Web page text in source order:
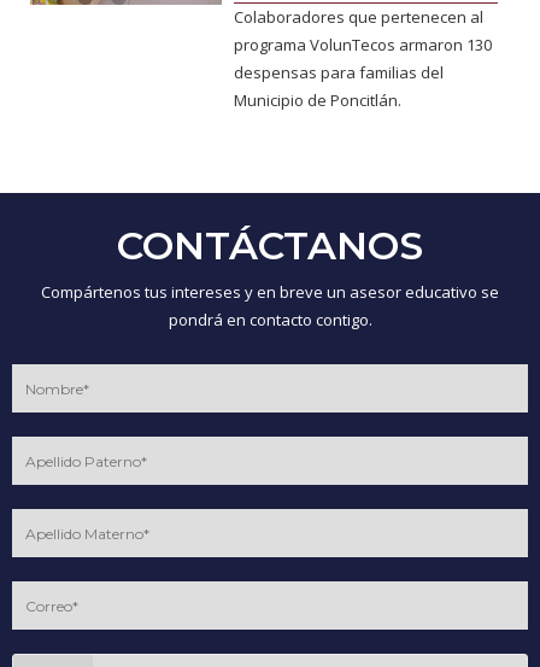
Colaboradores que pertenecen al
programa VolunTecos armaron 130
despensas para familias del
Municipio de Poncitlán.
CONTÁCTANOS
Compártenos tus intereses y en breve un asesor educativo se
pondrá en contacto contigo.